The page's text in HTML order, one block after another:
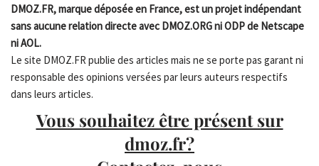
DMOZ.FR, marque déposée en France, est un projet indépendant
sans aucune relation directe avec DMOZ.ORG ni ODP de Netscape
ni AOL.
Le site DMOZ.FR publie des articles mais ne se porte pas garant ni
responsable des opinions versées par leurs auteurs respectifs
dans leurs articles.
Vous souhaitez être présent sur
dmoz.fr?